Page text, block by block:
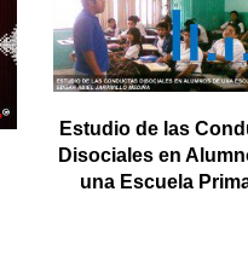
Estudio de las
Disociales en
una Escuela